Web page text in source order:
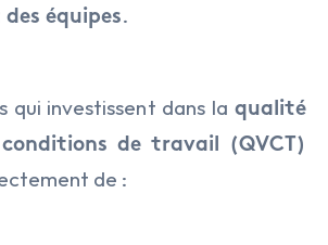
équipes.
qui investissent dans la qualité
de travail (QVCT)
de :